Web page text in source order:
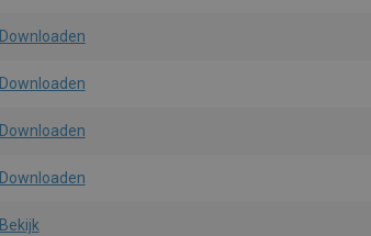
Downloaden
Downloaden
Downloaden
Downloaden
Bekijk